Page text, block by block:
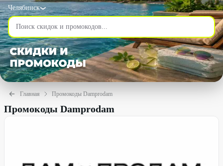
Челябинск
Главная Промокоды Damprodam
Промокоды Damprodam